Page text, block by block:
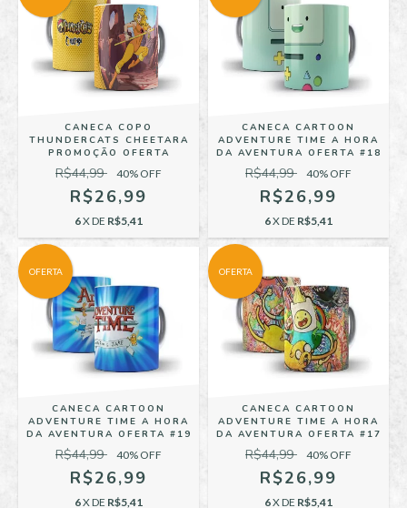
CANECA COPO
THUNDERCATS CHEETARA
PROMOÇÃO OFERTA
R$44,99 40% OFF
R$26,99
6X DE R$5,41
CANECA CARTOON
ADVENTURE TIME A HORA
DA AVENTURA OFERTA #18
R$44,99 40% OFF
R$26,99
6X DE R$5,41
OFERTA
CANECA CARTOON
ADVENTURE TIME A HORA
DA AVENTURA OFERTA #19
R$44,99 40% OFF
R$26,99
6X DE R$5,41
OFERTA
CANECA CARTOON
ADVENTURE TIME A HORA
DA AVENTURA OFERTA #17
R$44,99 40% OFF
R$26,99
6X DE R$5,41